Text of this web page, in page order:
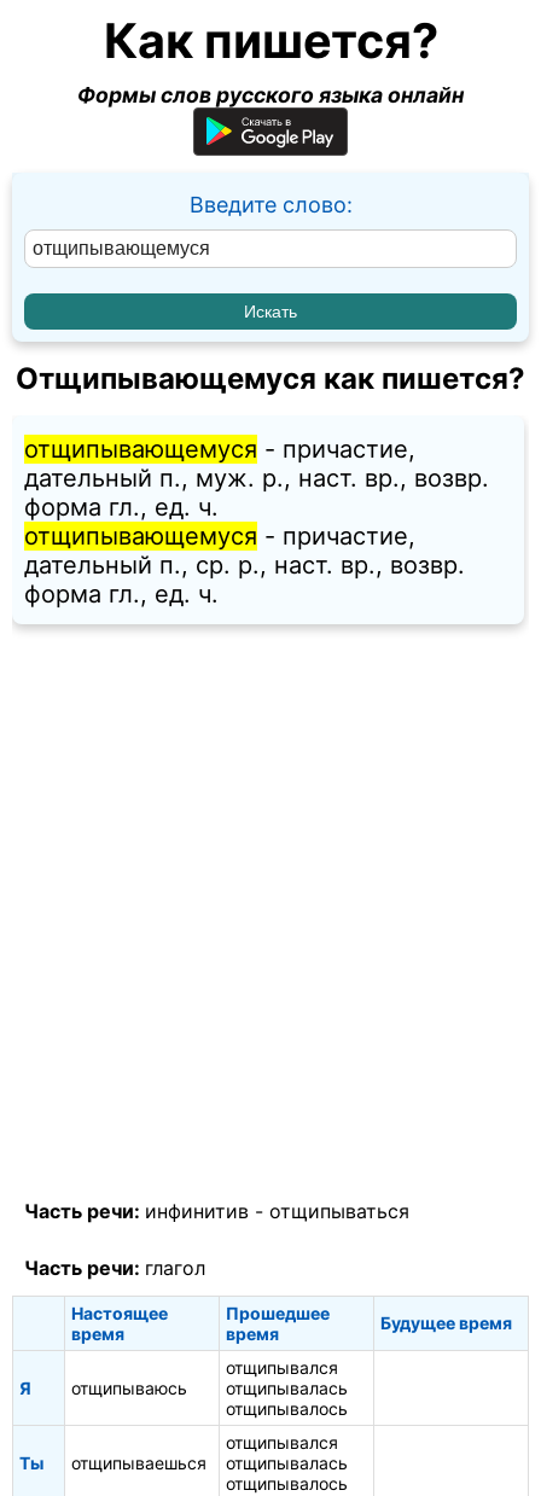
Как пишется?
Формы слов русского языка онлайн
Введите слово:
Отщипывающемуся как пишется?
отщипывающемуся - причастие,
дательный п., муж. p., наст. вр., возвр.
форма гл., ед. ч.
отщипывающемуся - причастие,
дательный п., ср. p., наст. вр., возвр.
форма гл., ед. ч.
Часть речи: инфинитив - отщипываться
Часть речи: глагол
Настоящее
время
Прошедшее
время
Будущее время
Я отщипываюсь
отщипывался
отщипывалась
отщипывалось
Ты отщипываешься
отщипывался
отщипывалась
отщипывалось